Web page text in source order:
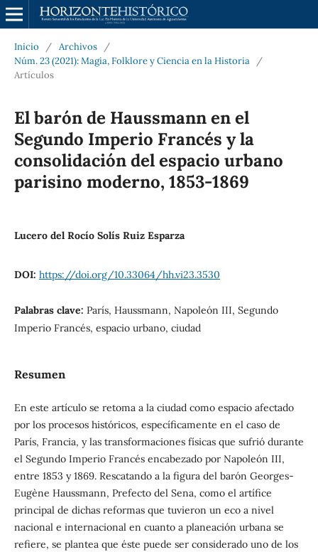
Inicio / Archivos
/
Núm. 23 (2021): Magia, Folklore y Ciencia en la Historia
/
Artículos
El barón de Haussmann en el
Segundo Imperio Francés y la
consolidación del espacio urbano
parisino moderno, 1853-1869
Lucero del Rocío Solís Ruiz Esparza
DOI: https://doi.org/10.33064/hh.vi23.3530
Palabras clave: París, Haussmann, Napoleón III, Segundo
Imperio Francés, espacio urbano, ciudad
Resumen
En este artículo se retoma a la ciudad como espacio afectado
por los procesos históricos, específicamente en el caso de
París, Francia, y las transformaciones físicas que sufrió durante
el Segundo Imperio Francés encabezado por Napoleón III,
entre 1853 y 1869. Rescatando a la figura del barón Georges-
Eugène Haussmann, Prefecto del Sena, como el artífice
principal de dichas reformas que tuvieron un eco a nivel
nacional e internacional en cuanto a planeación urbana se
refiere, se plantea que éste puede ser considerado uno de los